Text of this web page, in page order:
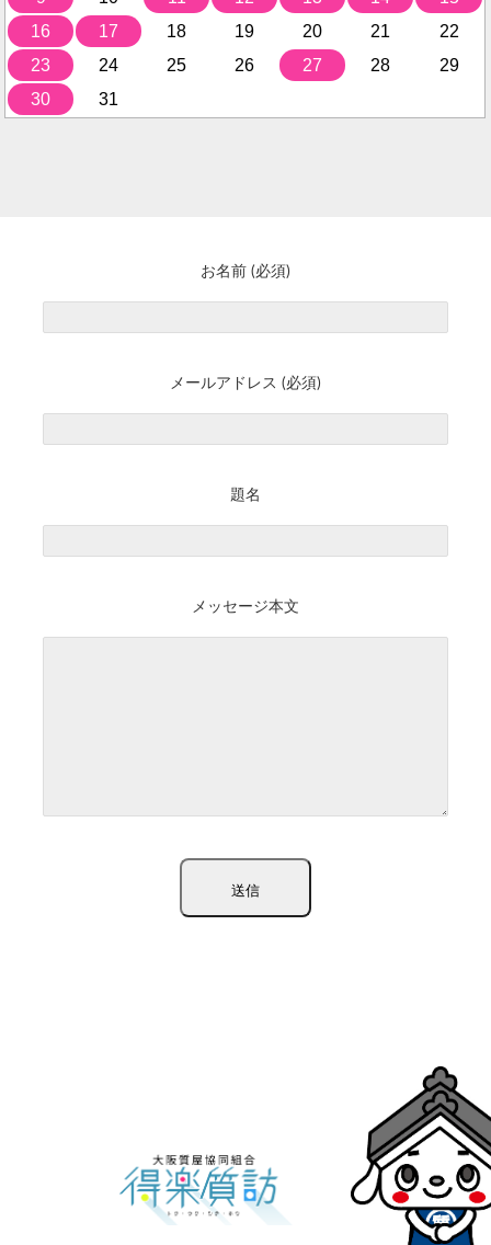
16
17 18 19 20 21
22
23
24 25 26 27 28
29
30
31
お名前 (必須)
メールアドレス (必須)
題名
メッセージ本文